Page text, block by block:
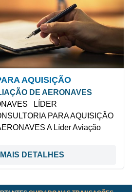
AQUISIÇÃO
DE AERONAVES
LÍDER
PARA AQUISIÇÃO
A Líder Aviação
DETALHES